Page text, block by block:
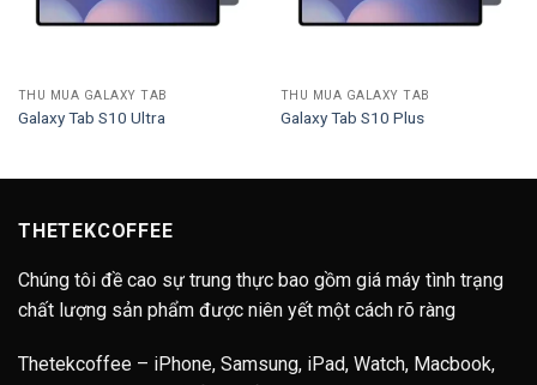
THU MUA GALAXY TAB
Galaxy Tab S10 Ultra
THU MUA GALAXY TAB
Galaxy Tab S10 Plus
THETEKCOFFEE
Chúng tôi đề cao sự trung thực bao gồm giá máy tình trạng
chất lượng sản phẩm được niên yết một cách rõ ràng
Thetekcoffee – iPhone, Samsung, iPad, Watch, Macbook,